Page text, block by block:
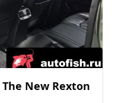
The New Rexton